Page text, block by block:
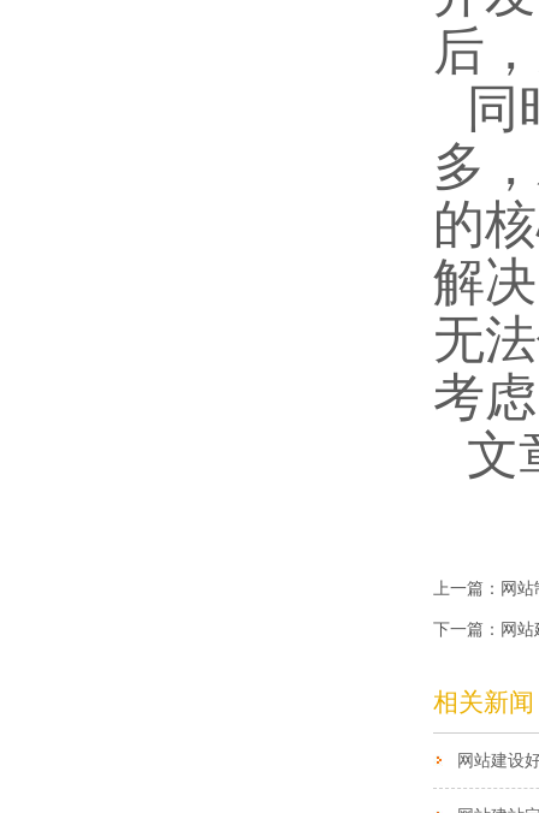
后
同
多
的
解
无
考
文
上一篇： 网
下一篇： 网
相关新闻
网站建设